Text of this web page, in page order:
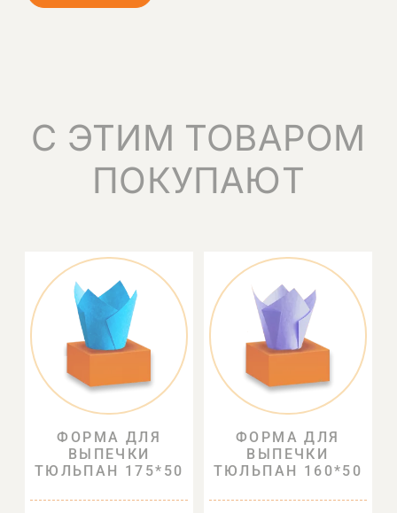
С ЭТИМ ТОВАРОМ
ПОКУПАЮТ
ФОРМА ДЛЯ
ВЫПЕЧКИ
ТЮЛЬПАН 175*50
ФОРМА ДЛЯ
ВЫПЕЧКИ
ТЮЛЬПАН 160*50